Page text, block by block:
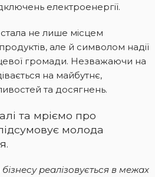
електроенергії.
не лише місцем
але й символом надії
громади. Незважаючи на
на майбутнє,
та досягнень.
та мріємо про
молода
реалізовується в межах